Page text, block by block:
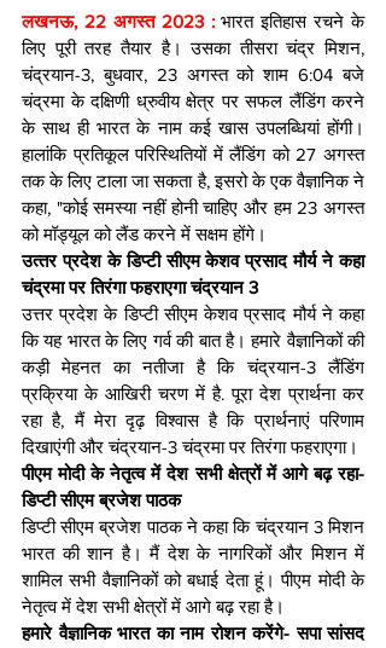
लखनऊ, 22 अगस्त 2023 : भारत इतिहास रचने के
लिए पूरी तरह तैयार है। उसका तीसरा चंद्र मिशन,
चंद्रयान-3, बुधवार, 23 अगस्त को शाम 6:04 बजे
चंद्रमा के दक्षिणी ध्रुवीय क्षेत्र पर सफल लैंडिंग करने
के साथ ही भारत के नाम कई खास उपलब्‍ध‍ियां होंगी।
हालांकि प्रतिकूल परिस्थितियों में लैंडिंग को 27 अगस्त
तक के लिए टाला जा सकता है, इसरो के एक वैज्ञानिक ने
कहा, "कोई समस्या नहीं होनी चाहिए और हम 23 अगस्त
को मॉड्यूल को लैंड करने में सक्षम होंगे।
उत्‍तर प्रदेश के ड‍िप्‍टी सीएम केशव प्रसाद मौर्य ने कहा
चंद्रमा पर तिरंगा फहराएगा चंद्रयान 3
उत्तर प्रदेश के डिप्टी सीएम केशव प्रसाद मौर्य ने कहा
क‍ि यह भारत के लिए गर्व की बात है। हमारे वैज्ञानिकों की
कड़ी मेहनत का नतीजा है कि चंद्रयान-3 लैंडिंग
प्रक्रिया के आखिरी चरण में है. पूरा देश प्रार्थना कर
रहा है, मैं मेरा दृढ़ विश्वास है कि प्रार्थनाएं परिणाम
दिखाएंगी और चंद्रयान-3 चंद्रमा पर तिरंगा फहराएगा।
पीएम मोदी के नेतृत्व में देश सभी क्षेत्रों में आगे बढ़ रहा-
ड‍िप्‍टी सीएम ब्रजेश पाठक
ड‍िप्‍टी सीएम ब्रजेश पाठक ने कहा क‍ि चंद्रयान 3 मिशन
भारत की शान है। मैं देश के नागरिकों और मिशन में
शामिल सभी वैज्ञानिकों को बधाई देता हूं। पीएम मोदी के
नेतृत्व में देश सभी क्षेत्रों में आगे बढ़ रहा है।
हमारे वैज्ञानिक भारत का नाम रोशन करेंगे- सपा सांसद